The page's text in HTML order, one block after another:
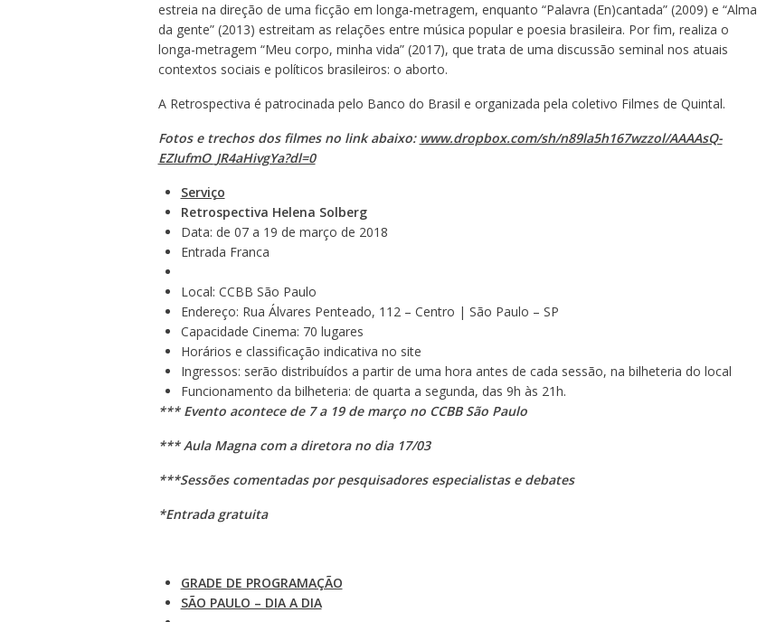
estreia na direção de uma ficção em longa-metragem, enquanto “Palavra (En)cantada” (2009) e “Alma
da gente” (2013) estreitam as relações entre música popular e poesia brasileira. Por fim, realiza o
longa-metragem “Meu corpo, minha vida” (2017), que trata de uma discussão seminal nos atuais
contextos sociais e políticos brasileiros: o aborto.
A Retrospectiva é patrocinada pelo Banco do Brasil e organizada pela coletivo Filmes de Quintal.
Fotos e trechos dos filmes no link abaixo: www.dropbox.com/sh/n89la5h167wzzol/AAAAsQ-
EZIufmO_JR4aHivgYa?dl=0
Serviço
Retrospectiva Helena Solberg
Data: de 07 a 19 de março de 2018
Entrada Franca
Local: CCBB São Paulo
Endereço: Rua Álvares Penteado, 112 – Centro | São Paulo – SP
Capacidade Cinema: 70 lugares
Horários e classificação indicativa no site
Ingressos: serão distribuídos a partir de uma hora antes de cada sessão, na bilheteria do local
Funcionamento da bilheteria: de quarta a segunda, das 9h às 21h.
*** Evento acontece de 7 a 19 de março no CCBB São Paulo
*** Aula Magna com a diretora no dia 17/03
***Sessões comentadas por pesquisadores especialistas e debates
*Entrada gratuita
GRADE DE PROGRAMAÇÃO
SÃO PAULO – DIA A DIA